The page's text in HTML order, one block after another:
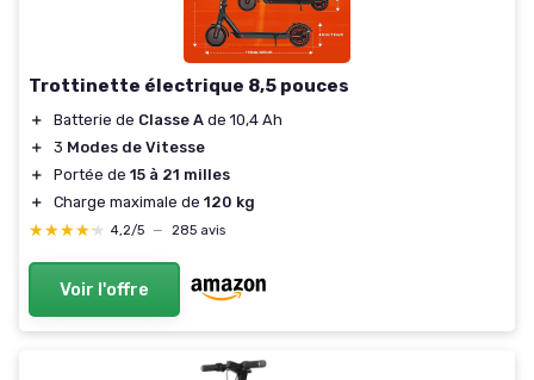
Trottinette électrique 8,5 pouces
＋ Batterie de Classe A de 10,4 Ah
＋
3 Modes de Vitesse
＋
Portée de 15 à 21 milles
＋
Charge maximale de 120 kg
★★★★★
★★★★★ 4,2/5 — 285 avis
Voir l'offre